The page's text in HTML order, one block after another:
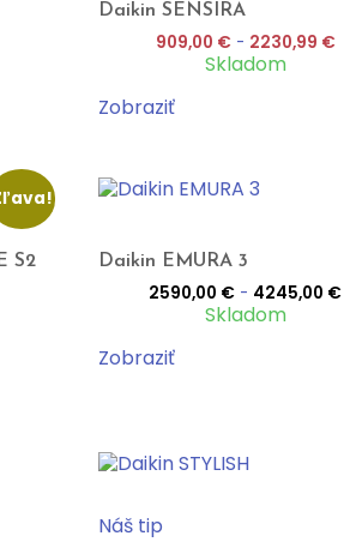
Daikin SENSIRA
909,00 € - 2230,99 €
Skladom
Zobraziť
S2 Daikin EMURA 3
2590,00 € - 4245,00 €
Skladom
Zobraziť
Náš tip